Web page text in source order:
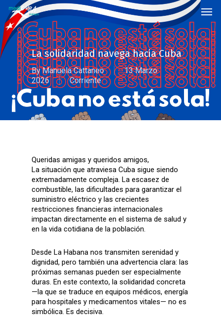
main
content
La solidaridad navega hacia Cuba
By Manuela Cattaneo
13 Marzo
2026
Corriente
Queridas amigas y queridos amigos,
La situación que atraviesa Cuba sigue siendo
extremadamente compleja. La escasez de
combustible, las dificultades para garantizar el
suministro eléctrico y las crecientes
restricciones financieras internacionales
impactan directamente en el sistema de salud y
en la vida cotidiana de la población.
Desde La Habana nos transmiten serenidad y
dignidad, pero también una advertencia clara: las
próximas semanas pueden ser especialmente
duras. En este contexto, la solidaridad concreta
—la que se traduce en equipos médicos, energía
para hospitales y medicamentos vitales— no es
simbólica. Es decisiva.